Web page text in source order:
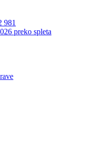
981
preko spleta